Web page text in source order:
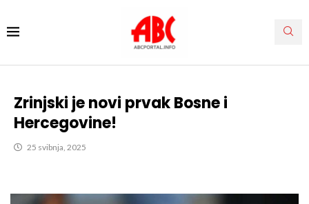
Zrinjski je novi prvak Bosne i
Hercegovine!
25 svibnja, 2025